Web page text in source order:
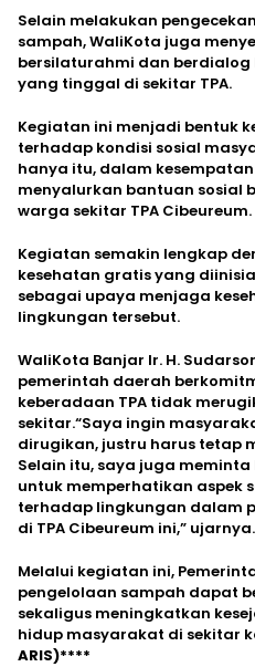
Selain melakukan
sampah, WaliKota juga
bersilaturahmi dan
yang tinggal di sekitar TPA.
Kegiatan ini menjadi bentuk
terhadap kondisi sosial
hanya itu, dalam
menyalurkan bantuan sosial
warga sekitar TPA Cibeureum.
Kegiatan semakin lengkap
kesehatan gratis yang
sebagai upaya menjaga
lingkungan tersebut.
WaliKota Banjar Ir. H.
pemerintah daerah
keberadaan TPA tidak
sekitar.“Saya ingin
dirugikan, justru harus tetap
Selain itu, saya juga
untuk memperhatikan aspek
terhadap lingkungan dalam
di TPA Cibeureum ini,” ujarnya.
Melalui kegiatan ini,
pengelolaan sampah dapat
sekaligus meningkatkan
hidup masyarakat di sekitar
ARIS)****